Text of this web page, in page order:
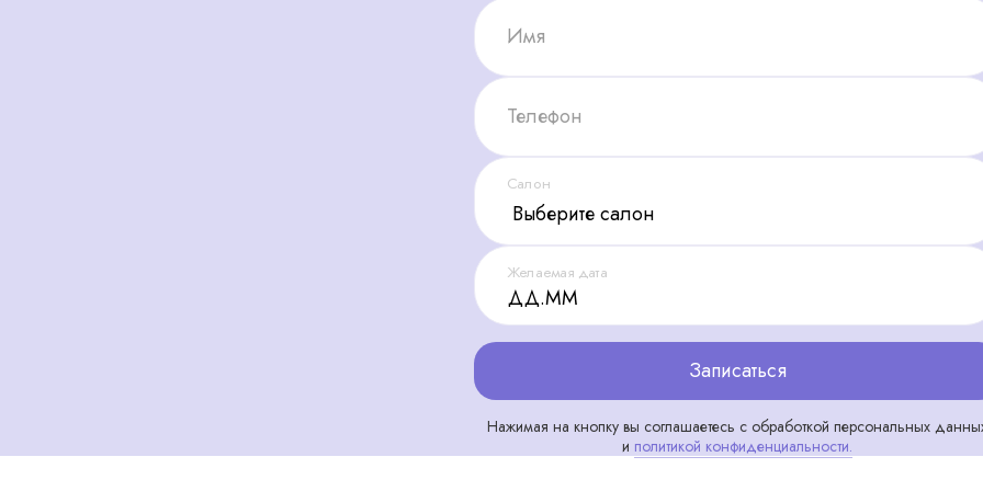
Имя
Телефон
Салон
Желаемая дата
Записаться
Нажимая на кнопку вы соглашаетесь с обработкой персональных
и политикой конфиденциальности.